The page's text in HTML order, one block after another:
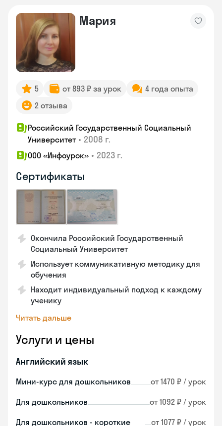
Мария
5 от 893 ₽ за урок
4 года опыта
2 отзыва
Российский Государственный Социальный
Университет • 2008 г.
ООО «Инфоурок» • 2023 г.
Сертификаты
Окончила Российский Государственный
Социальный Университет
Использует коммуникативную методику для
обучения
Находит индивидуальный подход к каждому
ученику
Читать дальше
Услуги и цены
Английский язык
Мини-курс для дошкольников от 1470 ₽ / урок
Для дошкольников от 1092 ₽ / урок
Для дошкольников - короткие
от 1077 ₽ / урок